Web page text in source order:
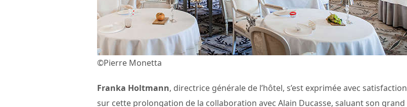
©Pierre Monetta
Franka Holtmann, directrice générale de l’hôtel, s’est exprimée avec satisfaction
sur cette prolongation de la collaboration avec Alain Ducasse, saluant son grand